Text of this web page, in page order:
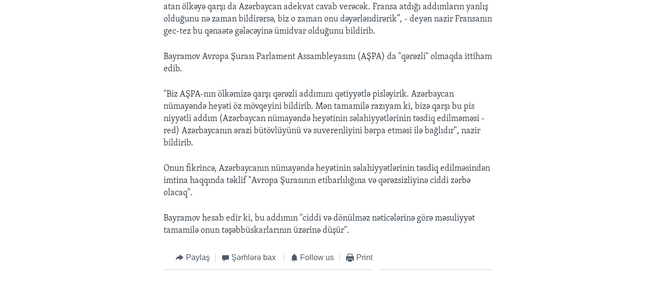
atan ölkəyə qarşı da Azərbaycan adekvat cavab verəcək. Fransa atdığı addımların yanlış
olduğunu nə zaman bildirərsə, biz o zaman onu dəyərləndirərik”, - deyən nazir Fransanın
gec-tez bu qənaətə gələcəyinə ümidvar olduğunu bildirib.
Bayramov Avropa Şurası Parlament Assambleyasını (AŞPA) da "qərəzli" olmaqda ittiham
edib.
"Biz AŞPA-nın ölkəmizə qarşı qərəzli addımını qətiyyətlə pisləyirik. Azərbaycan
nümayəndə heyəti öz mövqeyini bildirib. Mən tamamilə razıyam ki, bizə qarşı bu pis
niyyətli addım (Azərbaycan nümayəndə heyətinin səlahiyyətlərinin təsdiq edilməməsi -
red) Azərbaycanın ərazi bütövlüyünü və suverenliyini bərpa etməsi ilə bağlıdır", nazir
bildirib.
Onun fikrincə, Azərbaycanın nümayəndə heyətinin səlahiyyətlərinin təsdiq edilməsindən
imtina haqqında təklif "Avropa Şurasının etibarlılığına və qərəzsizliyinə ciddi zərbə
olacaq".
Bayramov hesab edir ki, bu addımın "ciddi və dönülməz nəticələrinə görə məsuliyyət
tamamilə onun təşəbbüskarlarının üzərinə düşür".
Paylaş Şərhlərə bax Follow us Print